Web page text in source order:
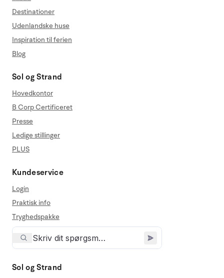
Destinationer
Udenlandske huse
Inspiration til ferien
Blog
Sol og Strand
Hovedkontor
B Corp Certificeret
Presse
Ledige stillinger
PLUS
Kundeservice
Login
Praktisk info
Tryghedspakke
Sol og Strand